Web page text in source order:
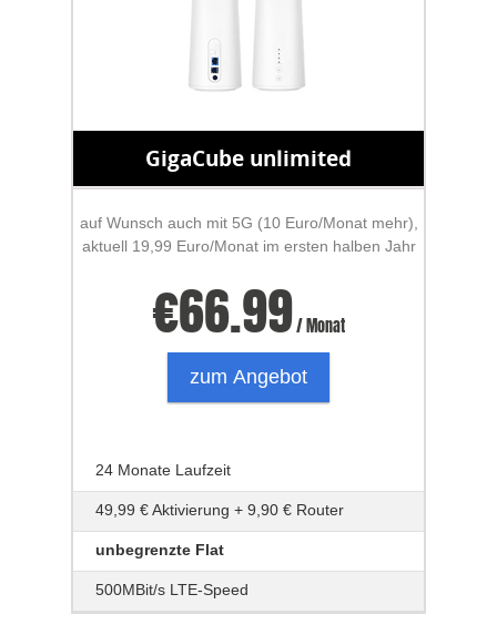
GigaCube unlimited
auf Wunsch auch mit 5G (10 Euro/Monat mehr),
aktuell 19,99 Euro/Monat im ersten halben Jahr
€66.99/ Monat
zum Angebot
24 Monate Laufzeit
49,99 € Aktivierung + 9,90 € Router
unbegrenzte Flat
500MBit/s LTE-Speed